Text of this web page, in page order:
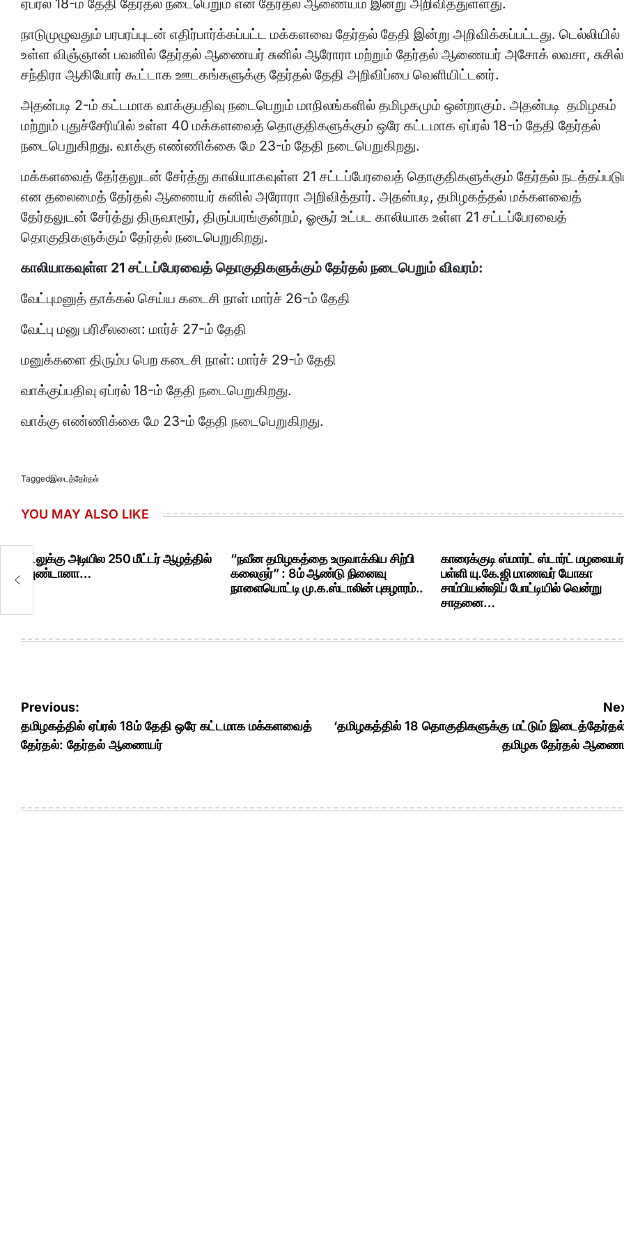
ஏப்ரல் 18-ம் தேதி தேர்தல் நடைபெறும் என தேர்தல் ஆணையம் இன்று அறிவித்துள்ளது.
நாடுமுழுவதும் பரபரப்புடன் எதிர்பார்க்கப்பட்ட மக்களவை தேர்தல் தேதி இன்று அறிவிக்கப்பட்டது. டெல்லியில்
உள்ள விஞ்ஞான் பவனில் தேர்தல் ஆணையர் சுனில் ஆரோரா மற்றும் தேர்தல் ஆணையர் அசோக் லவசா, சுசில்
சந்திரா ஆகியோர் கூட்டாக ஊடகங்களுக்கு தேர்தல் தேதி அறிவிப்பை வெளியிட்டனர்.
அதன்படி 2-ம் கட்டமாக வாக்குபதிவு நடைபெறும் மாநிலங்களில் தமிழகமும் ஒன்றாகும். அதன்படி தமிழகம்
மற்றும் புதுச்சேரியில் உள்ள 40 மக்களவைத் தொகுதிகளுக்கும் ஒரே கட்டமாக ஏப்ரல் 18-ம் தேதி தேர்தல்
நடைபெறுகிறது. வாக்கு எண்ணிக்கை மே 23-ம் தேதி நடைபெறுகிறது.
மக்களவைத் தேர்தலுடன் சேர்த்து காலியாகவுள்ள 21 சட்டப்பேரவைத் தொகுதிகளுக்கும் தேர்தல்
என தலைமைத் தேர்தல் ஆணையர் சுனில் அரோரா அறிவித்தார். அதன்படி, தமிழகத்தல் மக்களவைத்
தேர்தலுடன் சேர்த்து திருவாரூர், திருப்பரங்குன்றம், ஓசூர் உட்பட காலியாக உள்ள 21 சட்டப்பேரவைத்
தொகுதிகளுக்கும் தேர்தல் நடைபெறுகிறது.
காலியாகவுள்ள21 சட்டப்பேரவைத் தொகுதிகளுக்கும் தேர்தல் நடைபெறும் விவரம்:
வேட்புமனுத் தாக்கல் செய்ய கடைசி நாள் மார்ச் 26-ம் தேதி
வேட்பு மனு பரிசீலனை: மார்ச் 27-ம் தேதி
மனுக்களை திரும்ப பெற கடைசி நாள்: மார்ச் 29-ம் தேதி
வாக்குப்பதிவு ஏப்ரல் 18-ம் தேதி நடைபெறுகிறது.
வாக்கு எண்ணிக்கை மே 23-ம் தேதி நடைபெறுகிறது.
Taggedஇடைத்தேர்தல்
YOU MAY ALSO LIKE
கடலுக்கு அடியில 250 மீட்டர் ஆழத்தில்
ரவுண்டானா…
“நவீன தமிழகத்தை உருவாக்கிய சிற்பி
கலைஞர்” : 8ம் ஆண்டு நினைவு
நாளையொட்டி மு.க.ஸ்டாலின் புகழாரம்..
காரைக்குடி ஸ்மார்ட் ஸ்டார்ட் மழலையர்
பள்ளி யு.கே.ஜி மாணவர் யோகா
சாம்பியன்ஷிப் போட்டியில் வென்று
சாதனை…
Post
navigation
Previous:
தமிழகத்தில் ஏப்ரல் 18ம் தேதி ஒரே கட்டமாக மக்களவைத்
தேர்தல்: தேர்தல் ஆணையர்
‘தமிழகத்தில் 18 தொகுதிகளுக்கு மட்டும்
தமிழக தேர்தல்